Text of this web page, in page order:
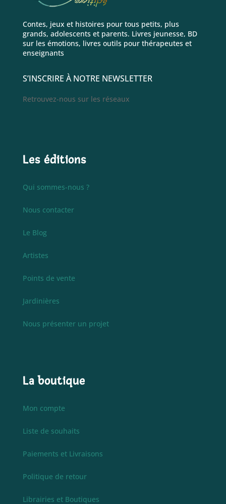
Contes, jeux et histoires pour tous petits, plus
grands, adolescents et parents. Livres jeunesse, BD
sur les émotions, livres outils pour thérapeutes et
enseignants
S’INSCRIRE À NOTRE NEWSLETTER
Retrouvez-nous sur les réseaux
Les éditions
Qui sommes-nous ?
Nous contacter
Le Blog
Artistes
Points de vente
Jardinières
Nous présenter un projet
La boutique
Mon compte
Liste de souhaits
Paiements et Livraisons
Politique de retour
Librairies et Boutiques